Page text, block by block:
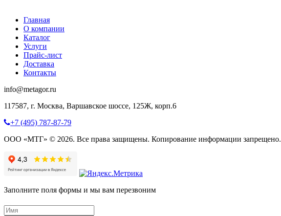
Главная
О компании
Каталог
Услуги
Прайс-лист
Доставка
Контакты
info@metagor.ru
117587, г. Москва, Варшавское шоссе, 125Ж, корп.6
+7 (495) 787-87-79
ООО «МТГ» © 2026. Все права защищены. Копирование информации запрещено.
Заполните поля формы и мы вам перезвоним